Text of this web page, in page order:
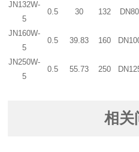
JN132W-
5
0.5 30 132 DN80
JN160W-
5
0.5 39.83 160
JN250W-
5
0.5 55.73 250
相关